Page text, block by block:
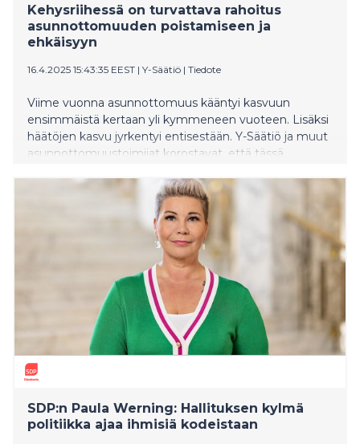
Kehysriihessä on turvattava rahoitus
asunnottomuuden poistamiseen ja
ehkäisyyn
16.4.2025 15:43:35 EEST | Y-Säätiö | Tiedote
Viime vuonna asunnottomuus kääntyi kasvuun
ensimmäistä kertaan yli kymmeneen vuoteen. Lisäksi
häätöjen kasvu jyrkentyi entisestään. Y-Säätiö ja muut
asunnottomuustoimijat korostavat, että tässä
asunnottomuustyöstä ei ole kehysriihessä varaa
SDP:n Paula Werning: Hallituksen kylmä
politiikka ajaa ihmisiä kodeistaan